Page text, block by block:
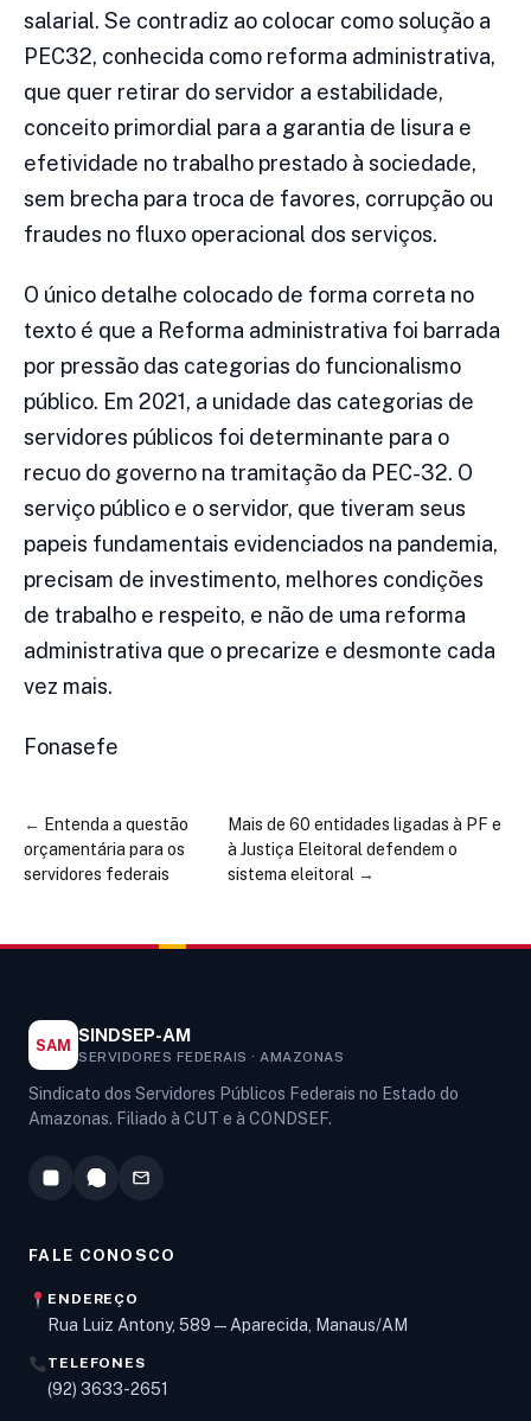
salarial. Se contradiz ao colocar como solução a
PEC32, conhecida como reforma administrativa,
que quer retirar do servidor a estabilidade,
conceito primordial para a garantia de lisura e
efetividade no trabalho prestado à sociedade,
sem brecha para troca de favores, corrupção ou
fraudes no fluxo operacional dos serviços.
O único detalhe colocado de forma correta no
texto é que a Reforma administrativa foi barrada
por pressão das categorias do funcionalismo
público. Em 2021, a unidade das categorias de
servidores públicos foi determinante para o
recuo do governo na tramitação da PEC-32. O
serviço público e o servidor, que tiveram seus
papeis fundamentais evidenciados na pandemia,
precisam de investimento, melhores condições
de trabalho e respeito, e não de uma reforma
administrativa que o precarize e desmonte cada
vez mais.
Fonasefe
← Entenda a questão
orçamentária para os
servidores federais
Mais de 60 entidades ligadas à PF e
à Justiça Eleitoral defendem o
sistema eleitoral→
SAM SINDSEP-AM
SERVIDORES FEDERAIS · AMAZONAS
Sindicato dos Servidores Públicos Federais no Estado do
Amazonas. Filiado à CUT e à CONDSEF.
FALE CONOSCO
ENDEREÇO
Rua Luiz Antony, 589 — Aparecida, Manaus/AM
TELEFONES
(92) 3633-2651
Olá! Digite um assunto e vou buscar em nossas